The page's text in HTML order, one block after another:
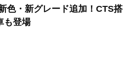
色・新グレード追加！CTS搭
も登場